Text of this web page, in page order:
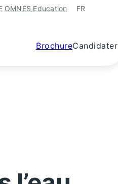
OMNES Education FR
BrochureCandidater